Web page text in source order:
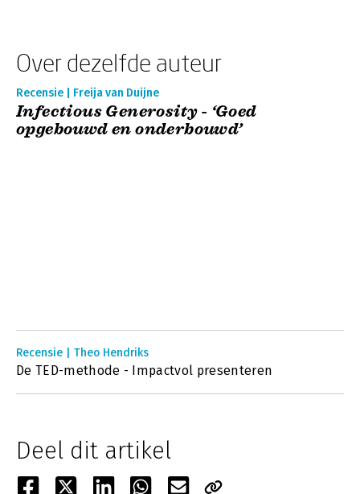
Over dezelfde auteur
Recensie | Freija van Duijne
Infectious Generosity - ‘Goed
opgebouwd en onderbouwd’
Recensie | Theo Hendriks
De TED-methode - Impactvol presenteren
Deel dit artikel